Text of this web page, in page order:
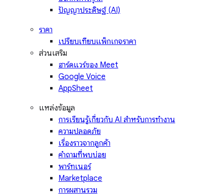
ปัญญาประดิษฐ์ (AI)
ราคา
เปรียบเทียบแพ็กเกจราคา
ส่วนเสริม
ฮาร์ดแวร์ของ Meet
Google Voice
AppSheet
แหล่งข้อมูล
การเรียนรู้เกี่ยวกับ AI สำหรับการทำงาน
ความปลอดภัย
เรื่องราวจากลูกค้า
คำถามที่พบบ่อย
พาร์ทเนอร์
Marketplace
การผสานรวม